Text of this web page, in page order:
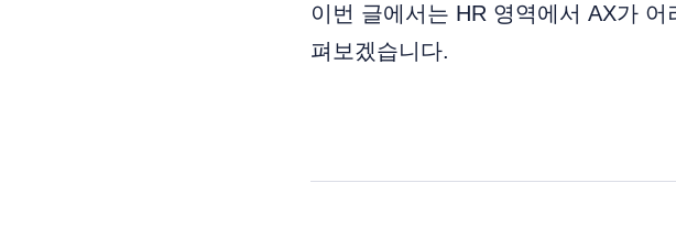
이번 글에서는 HR 영역에서 AX가
펴보겠습니다.